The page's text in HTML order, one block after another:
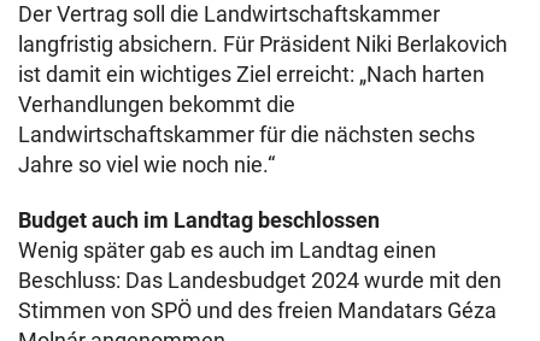
Der Vertrag soll die Landwirtschaftskammer
langfristig absichern. Für Präsident Niki Berlakovich
ist damit ein wichtiges Ziel erreicht: „Nach harten
Verhandlungen bekommt die
Landwirtschaftskammer für die nächsten sechs
Jahre so viel wie noch nie.“
Budget auch im Landtag beschlossen
Wenig später gab es auch im Landtag einen
Beschluss: Das Landesbudget 2024 wurde mit den
Stimmen von SPÖ und des freien Mandatars Géza